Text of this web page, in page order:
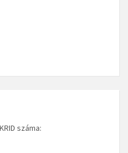
száma: